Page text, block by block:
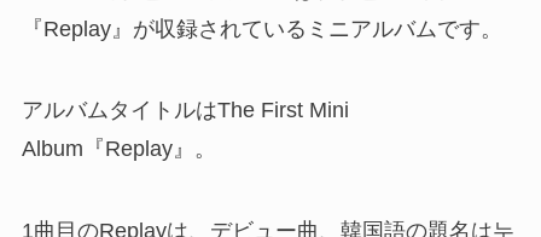
『Replay』が収録されているミニアルバムです。
アルバムタイトルはThe First Mini
Album『Replay』。
1曲目のReplayは、デビュー曲、韓国語の題名は누